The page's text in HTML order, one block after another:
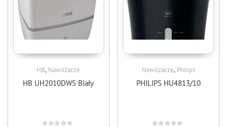
HB, Nawilżacze
HB UH2010DWS Biały
Nawilżacze, Philips
PHILIPS HU4813/10